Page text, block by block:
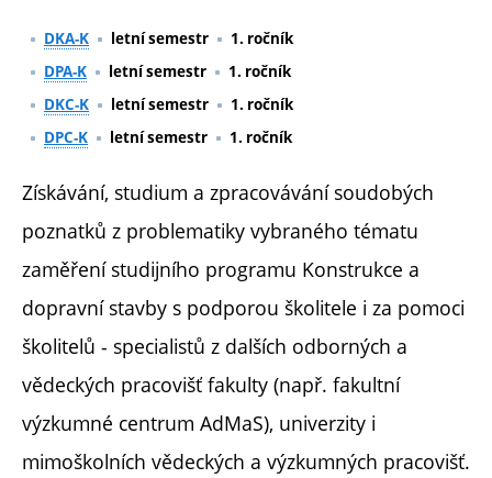
DKA-K letní semestr
1. ročník
DPA-K
letní semestr
1. ročník
DKC-K
letní semestr
1. ročník
DPC-K
letní semestr 1. ročník
Získávání, studium a zpracovávání soudobých
poznatků z problematiky vybraného tématu
zaměření studijního programu Konstrukce a
dopravní stavby s podporou školitele i za pomoci
školitelů - specialistů z dalších odborných a
vědeckých pracovišť fakulty (např. fakultní
výzkumné centrum AdMaS), univerzity i
mimoškolních vědeckých a výzkumných pracovišť.